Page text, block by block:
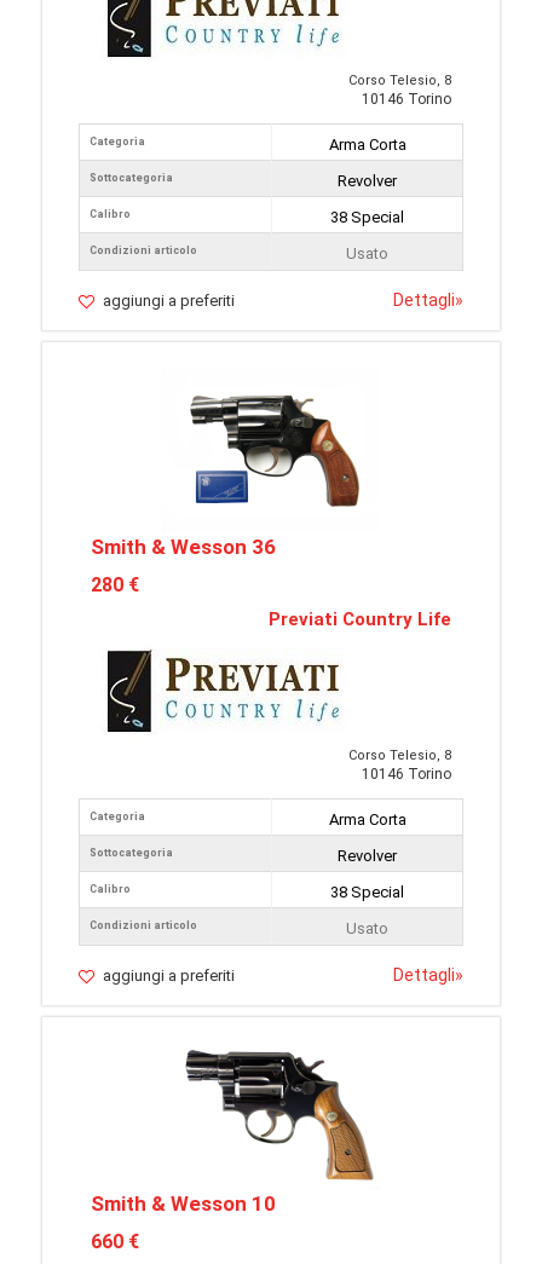
Corso Telesio, 8
10146 Torino
Categoria
Sottocategoria
Calibro
Condizioni articolo
Arma Corta
Revolver
38 Special
Usato
aggiungi a preferiti Dettagli»
Smith & Wesson 36
280 €
Previati Country Life
Corso Telesio, 8
10146 Torino
Categoria
Sottocategoria
Calibro
Condizioni articolo
Arma Corta
Revolver
38 Special
Usato
aggiungi a preferiti Dettagli»
Smith & Wesson 10
660 €